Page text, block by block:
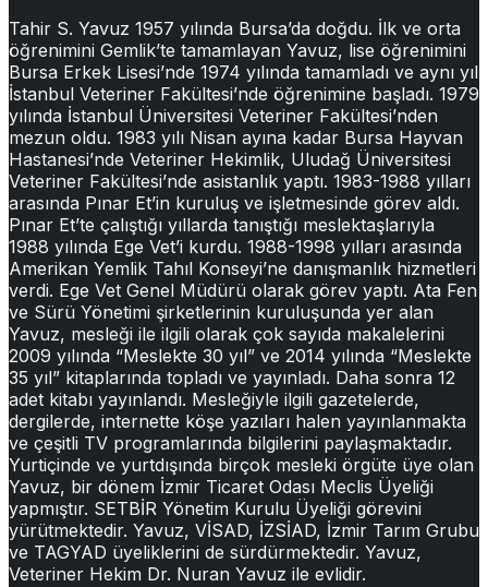
Tahir S. Yavuz 1957 yılında Bursa’da doğdu. İlk ve orta
öğrenimini Gemlik’te tamamlayan Yavuz, lise öğrenimini
Bursa Erkek Lisesi’nde 1974 yılında tamamladı ve aynı yıl
İstanbul Veteriner Fakültesi’nde öğrenimine başladı. 1979
yılında İstanbul Üniversitesi Veteriner Fakültesi’nden
mezun oldu. 1983 yılı Nisan ayına kadar Bursa Hayvan
Hastanesi’nde Veteriner Hekimlik, Uludağ Üniversitesi
Veteriner Fakültesi’nde asistanlık yaptı. 1983-1988 yılları
arasında Pınar Et’in kuruluş ve işletmesinde görev aldı.
Pınar Et’te çalıştığı yıllarda tanıştığı meslektaşlarıyla
1988 yılında Ege Vet’i kurdu. 1988-1998 yılları arasında
Amerikan Yemlik Tahıl Konseyi’ne danışmanlık hizmetleri
verdi. Ege Vet Genel Müdürü olarak görev yaptı. Ata Fen
ve Sürü Yönetimi şirketlerinin kuruluşunda yer alan
Yavuz, mesleği ile ilgili olarak çok sayıda makalelerini
2009 yılında “Meslekte 30 yıl” ve 2014 yılında “Meslekte
35 yıl” kitaplarında topladı ve yayınladı. Daha sonra 12
adet kitabı yayınlandı. Mesleğiyle ilgili gazetelerde,
dergilerde, internette köşe yazıları halen yayınlanmakta
ve çeşitli TV programlarında bilgilerini paylaşmaktadır.
Yurtiçinde ve yurtdışında birçok mesleki örgüte üye olan
Yavuz, bir dönem İzmir Ticaret Odası Meclis Üyeliği
yapmıştır. SETBİR Yönetim Kurulu Üyeliği görevini
yürütmektedir. Yavuz, VİSAD, İZSİAD, İzmir Tarım Grubu
ve TAGYAD üyeliklerini de sürdürmektedir. Yavuz,
Veteriner Hekim Dr. Nuran Yavuz ile evlidir.